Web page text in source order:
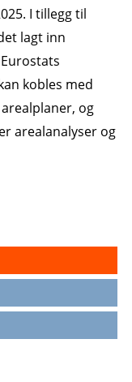
I tillegg til
lagt inn
kobles med
og
arealanalyser og